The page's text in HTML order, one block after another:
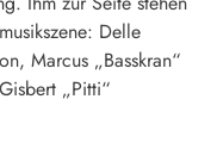
Delle
Marcus „Basskran“
„Pitti“